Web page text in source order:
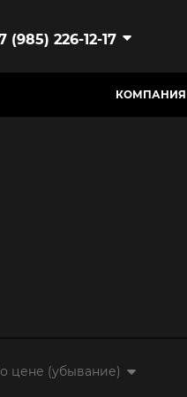
(985) 226-12-17
КОМПАНИЯ
цене (убывание)